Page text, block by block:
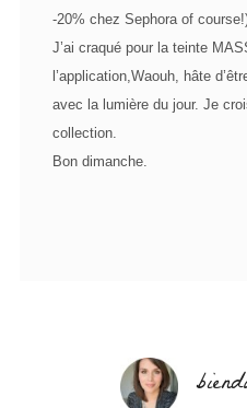
-20% chez Sephora of
J’ai craqué pour la teinte
l’application,Waouh, hâte
avec la lumière du jour. Je
collection.
Bon dimanche.